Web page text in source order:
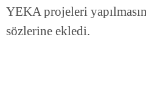
YEKA projeleri
sözlerine ekledi.